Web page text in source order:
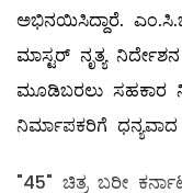
ಅಭಿನಯಿಸಿದ್ದಾರೆ.
ಮಾಸ್ಟರ್ ನೃತ್ಯ
ಮೂಡಿಬರಲು ಸಹಕಾರ
ನಿರ್ಮಾಪಕರಿಗೆ
"45" ಚಿತ್ರ ಬರೀ